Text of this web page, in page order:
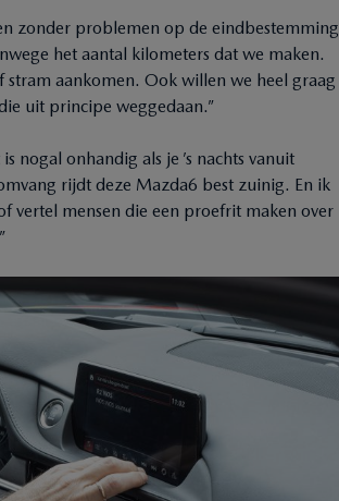
zonder problemen op de eindbestemming
het aantal kilometers dat we maken.
aankomen. Ook willen we heel graag
uit principe weggedaan.”
nogal onhandig als je ’s nachts vanuit
rijdt deze Mazda6 best zuinig. En ik
vertel mensen die een proefrit maken over